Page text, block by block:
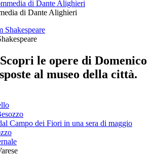
di Dante Alighieri
le opere di Domenico
al museo della città.
Campo dei Fiori in una sera di maggio